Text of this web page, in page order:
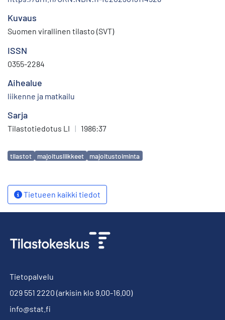
Kuvaus
Suomen virallinen tilasto (SVT)
ISSN
0355-2284
Aihealue
liikenne ja matkailu
Sarja
Tilastotiedotus LI | 1986:37
Avainsanat
tilastot majoitusliikkeet majoitustoiminta
Tietueen kaikki tiedot
Tietopalvelu
029 551 2220 (arkisin klo 9.00-16.00)
info@stat.fi